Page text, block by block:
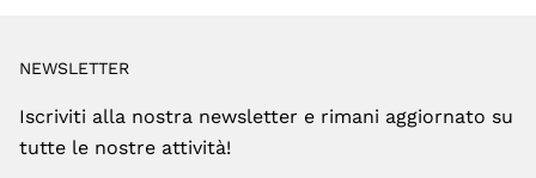
NEWSLETTER
Iscriviti alla nostra newsletter e rimani aggiornato su
tutte le nostre attività!